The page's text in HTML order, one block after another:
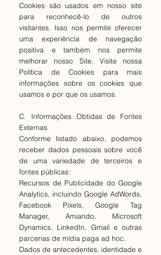
Cookies são usados em nosso site
para reconhecê-lo de outros
visitantes. Isso nos permite oferecer
uma experiência de navegação
positiva e também nos permite
melhorar nosso Site. Visite nossa
Política de Cookies para mais
informações sobre os cookies que
usamos e por que os usamos.
C. Informações Obtidas de Fontes
Externas
Conforme listado abaixo, podemos
receber dados pessoais sobre você
de uma variedade de terceiros e
fontes públicas:
Recursos de Publicidade do Google
Analytics, incluindo Google AdWords,
Facebook Pixels, Google Tag
Manager, Amiando, Microsoft
Dynamics, LinkedIn, Gmail e outras
parcerias de mídia paga ad hoc.
Dados de antecedentes, identidade e